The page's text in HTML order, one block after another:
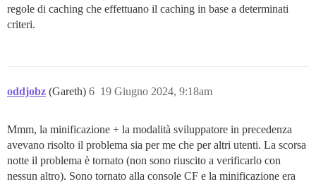
regole di caching che effettuano il caching in base a determinati
criteri.
oddjobz (Gareth) 19 Giugno 2024, 9:18am
6
Mmm, la minificazione + la modalità sviluppatore in precedenza
avevano risolto il problema sia per me che per altri utenti. La scorsa
notte il problema è tornato (non sono riuscito a verificarlo con
nessun altro). Sono tornato alla console CF e la minificazione era